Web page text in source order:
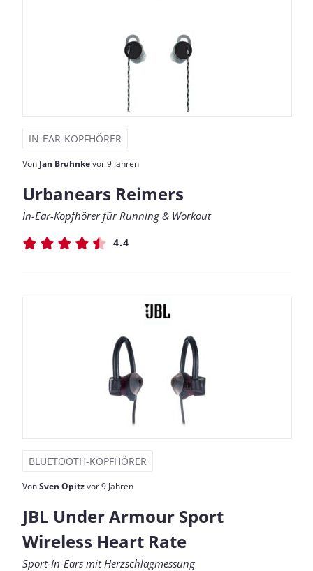
IN-EAR-KOPFHÖRER
Von Jan Bruhnkevor 9 Jahren
Urbanears Reimers
In-Ear-Kopfhörer für Running & Workout
4.4
BLUETOOTH-KOPFHÖRER
VonSven Opitzvor 9 Jahren
JBL Under Armour Sport
Wireless Heart Rate
Sport-In-Ears mit Herzschlagmessung